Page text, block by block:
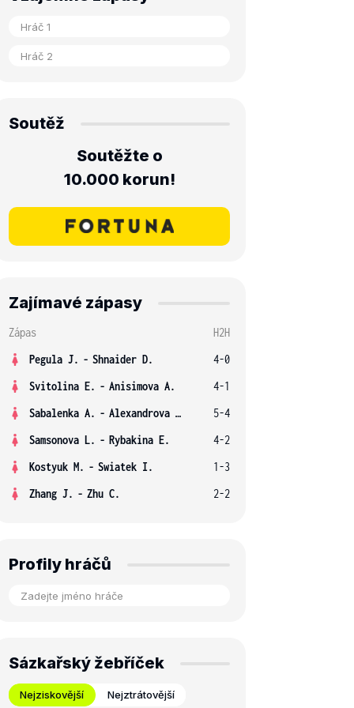
Soutěž
Soutěžte o
10.000 korun!
Zajímavé zápasy
Zápas
H2H
Pegula J. - Shnaider D.
4-0
Svitolina E. - Anisimova A.
4-1
Sabalenka A. - Alexandrova E.
5-4
Samsonova L. - Rybakina E.
4-2
Kostyuk M. - Swiatek I.
1-3
Zhang J. - Zhu C. 2-2
Profily hráčů
Sázkařský žebříček
Nejziskovější Nejztrátovější